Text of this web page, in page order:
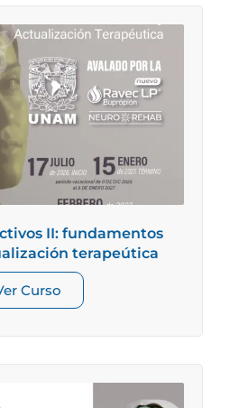
II: fundamentos
terapeútica
Curso